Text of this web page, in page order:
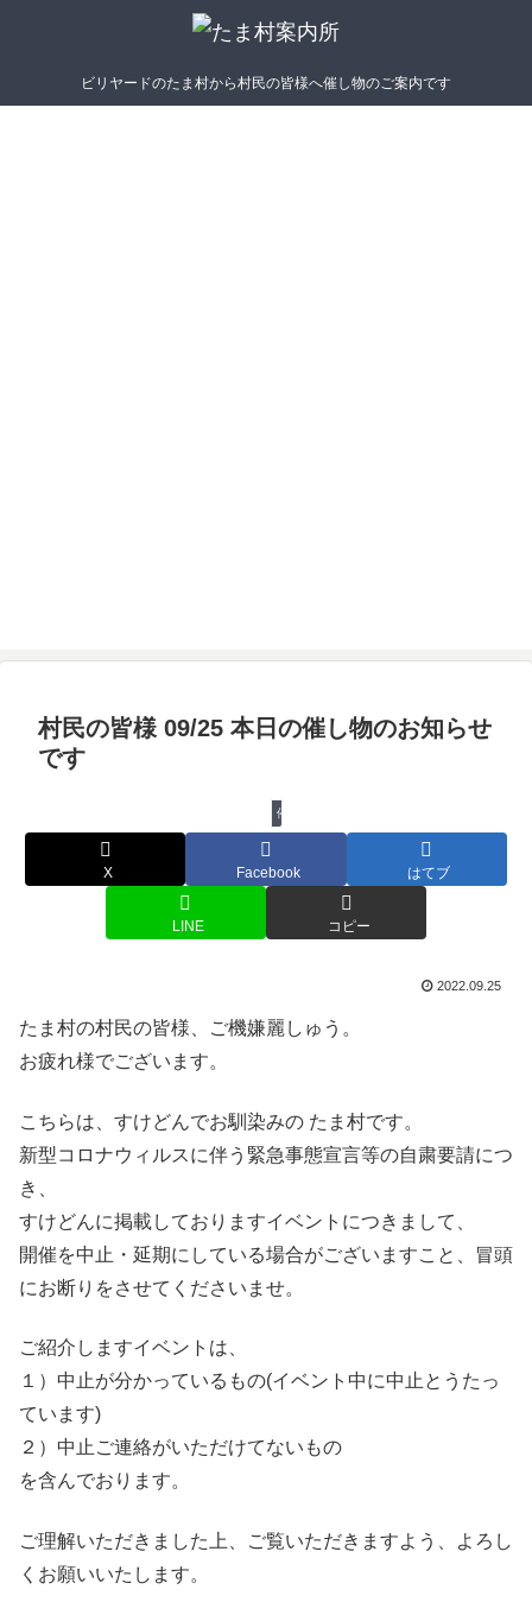
ビリヤードのたま村から村民の皆様へ催し物のご案内です
村民の皆様 09/25 本日の催し物のお知らせ
です
催し物
X Facebook はてブ
LINE コピー
2022.09.25
たま村の村民の皆様、ご機嫌麗しゅう。
お疲れ様でございます。
こちらは、すけどんでお馴染みの たま村です。
新型コロナウィルスに伴う緊急事態宣言等の自粛要請につ
き、
すけどんに掲載しておりますイベントにつきまして、
開催を中止・延期にしている場合がございますこと、冒頭
にお断りをさせてくださいませ。
ご紹介しますイベントは、
１）中止が分かっているもの(イベント中に中止とうたっ
ています)
２）中止ご連絡がいただけてないもの
を含んでおります。
ご理解いただきました上、ご覧いただきますよう、よろし
くお願いいたします。